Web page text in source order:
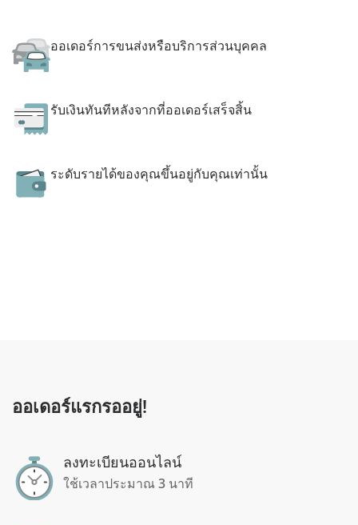
ออเดอร์การขนส่งหรือบริการส่วนบุคคล
รับเงินทันทีหลังจากที่ออเดอร์เสร็จสิ้น
ระดับรายได้ของคุณขึ้นอยู่กับคุณเท่านั้น
ออเดอร์แรกรออยู่!
ลงทะเบียนออนไลน์
ใช้เวลาประมาณ 3 นาที